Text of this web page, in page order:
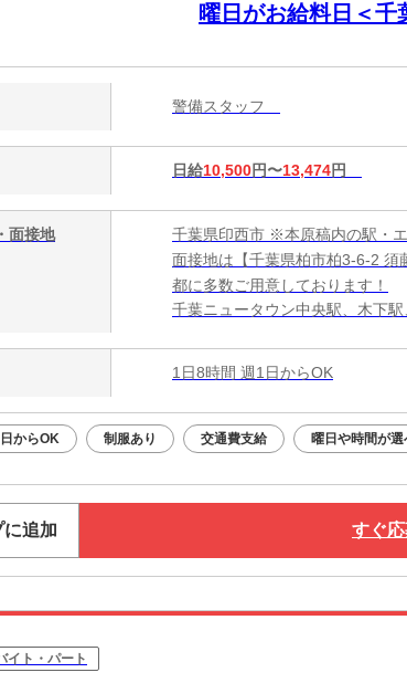
曜日がお給料日＜千
証します♪
警備スタッフ
日給10,500円〜13,474円
面接地
千葉県印西市 ※本原稿内の駅・
面接地は【千葉県柏市柏3-6-2 須
都に多数ご用意しております！
千葉ニュータウン中央駅、木下
1日8時間 週1日からOK
からOK 制服あり 交通費支給 曜日や時間が選
に追加 すぐ
イト・パート